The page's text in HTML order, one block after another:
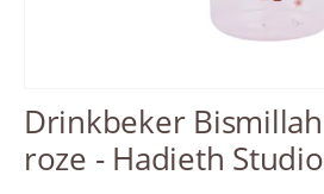
Drinkbeker Bismillah
roze - Hadieth Studio